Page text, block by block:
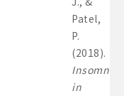
Patel,
P.
(2018).
Insomnia
in